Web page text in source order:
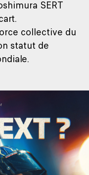
SERT
collective du
statut de